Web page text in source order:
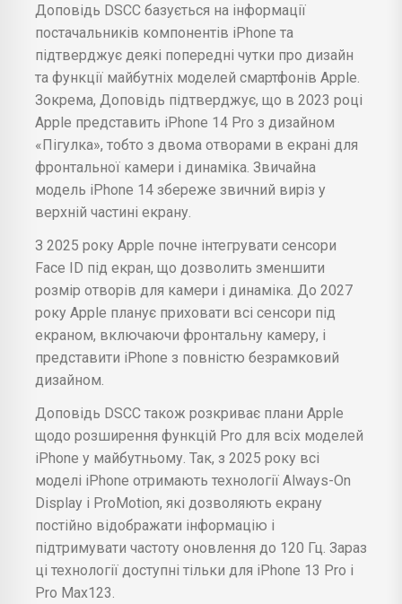
Доповідь DSCC базується на інформації
постачальників компонентів iPhone та
підтверджує деякі попередні чутки про дизайн
та функції майбутніх моделей смартфонів Apple.
Зокрема, Доповідь підтверджує, що в 2023 році
Apple представить iPhone 14 Pro з дизайном
«Пігулка», тобто з двома отворами в екрані для
фронтальної камери і динаміка. Звичайна
модель iPhone 14 збереже звичний виріз у
верхній частині екрану.
З 2025 року Apple почне інтегрувати сенсори
Face ID під екран, що дозволить зменшити
розмір отворів для камери і динаміка. До 2027
року Apple планує приховати всі сенсори під
екраном, включаючи фронтальну камеру, і
представити iPhone з повністю безрамковий
дизайном.
Доповідь DSCC також розкриває плани Apple
щодо розширення функцій Pro для всіх моделей
iPhone у майбутньому. Так, з 2025 року всі
моделі iPhone отримають технології Always-On
Display і ProMotion, які дозволяють екрану
постійно відображати інформацію і
підтримувати частоту оновлення до 120 Гц. Зараз
ці технології доступні тільки для iPhone 13 Pro і
Pro Max123.